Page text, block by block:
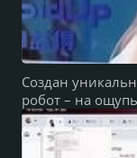
Создан
робот – на